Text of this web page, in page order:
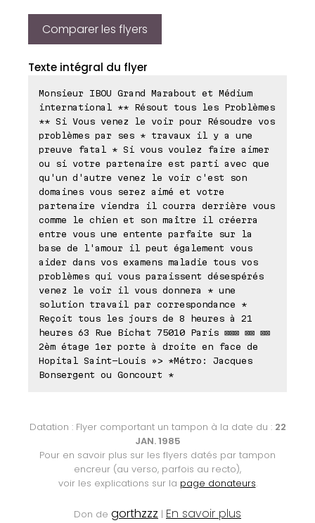
Comparer les flyers
Texte intégral du flyer
Monsieur IBOU Grand Marabout et Médium
international ** Résout tous les Problèmes
** Si Vous venez le voir pour Résoudre vos
problèmes par ses * travaux il y a une
preuve fatal * Si vous voulez faire aimer
ou si votre partenaire est parti avec que
qu'un d'autre venez le voir c'est son
domaines vous serez aimé et votre
partenaire viendra il courra derrière vous
comme le chien et son maître il créerra
entre vous une entente parfaite sur la
base de l'amour il peut également vous
aider dans vos examens maladie tous vos
problèmes qui vous paraissent désespérés
venez le voir il vous donnera * une
solution travail par correspondance *
Reçoit tous les jours de 8 heures à 21
heures 63 Rue Bichat 75010 Paris ⊠⊠⊠ ⊠⊠ ⊠⊠
2èm étage 1er porte à droite en face de
Hopital Saint-Louis »> *Métro: Jacques
Bonsergent ou Goncourt *
Datation : Flyer comportant un tampon à la date du : 22
JAN. 1985
Pour en savoir plus sur les flyers datés par tampon
encreur (au verso, parfois au recto),
voir les explications sur la page donateurs.
Don de gorthzzz | En savoir plus